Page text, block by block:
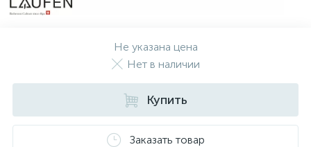
Не указана цена
Нет в наличии
Купить
Заказать товар